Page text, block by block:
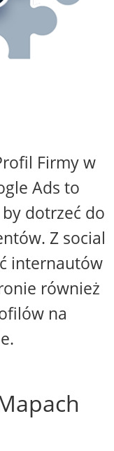
Firmy w
Ads to
dotrzeć do
Z social
internautów
również
na